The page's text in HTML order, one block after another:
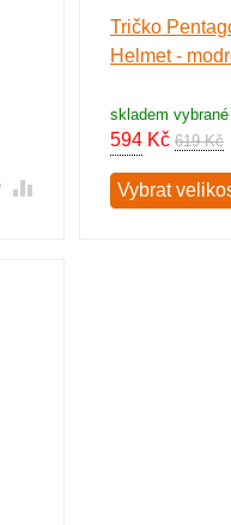
Tričko
Helmet -
skladem
594Kč 619 Kč
Vybrat